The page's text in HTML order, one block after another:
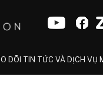
DÕI TIN TỨC VÀ DỊCH VỤ